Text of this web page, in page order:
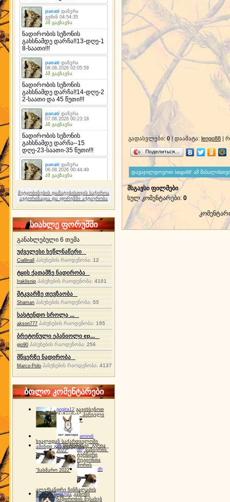
შეტყობინების დამატებისთვის საჭიროა
ავტორიზაცია და ფორუმში აქტიურობა
სიახლე ფორუმში
განახლებული 6 თემა
უძველესი ხეწლნაწერი
Ciallinall პასუხების რაოდენობა:12
ტყის ქათამზე ნადირობა
Iraklisnip პასუხების რაოდენობა: 4101
მტკვარზე თევზაობა
Shaman პასუხების რაოდენობა:55
სასტენდო სროლა ...
akson777 პასუხების რაოდენობა:195
ბრეტონული ეპანიოლი ep...
gio90 პასუხების რაოდენობა:256
მწყერზე ნადირობა
Marco-Polo პასუხების რაოდენობა:4137
ბოლო კომენტარები
gogita12 გავიხსენოთ
"ბაზიერის" პირველი
ტურნირი ❤
amindi
ხვალიდან საქართველოში
ამინდი გაუარესდება
dh სპორტინგი "გურია
2022"
dh "ბაზიერის"
ტურნირი
რეგიონთა
შორის
"ბახმარო 2022"
dh
ალექსანდრე ჩინჩალაძის
მემორიალიgocha1 კანონი
ნადირობის შესახებ
გადასვლები: 0 | დაამატა: lengo88 |
Поделиться…
მსგავსი ფილმები
სულ კომენტარები: 0